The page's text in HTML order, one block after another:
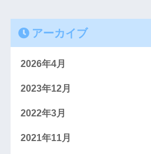
アーカイブ
2026年4月
2023年12月
2022年3月
2021年11月